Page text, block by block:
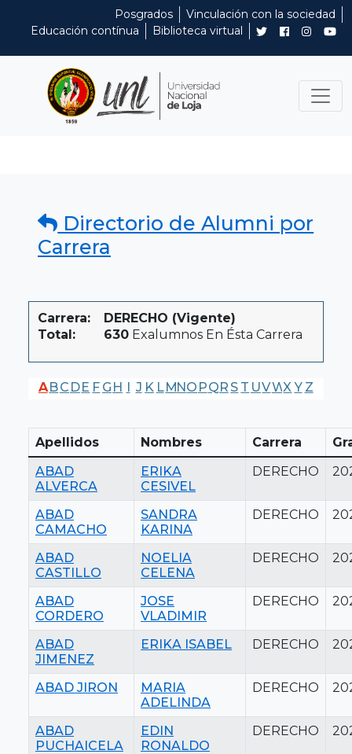
Posgrados
Vinculación con la sociedad
Educación contínua
Biblioteca virtual
Directorio de Alumni por
Carrera
Carrera:
DERECHO (Vigente)
Total:
630 Exalumnos En Ésta Carrera
ABC DE F G H I J K LMNO PQR S T UVWX Y Z
Apellidos Nombres Carrera
ABAD
ALVERCA
ERIKA
CESIVEL
DERECHO
ABAD
CAMACHO
SANDRA
KARINA
DERECHO
ABAD
CASTILLO
NOELIA
CELENA
DERECHO
ABAD
CORDERO
JOSE
VLADIMIR
DERECHO
ABAD
JIMENEZ
ERIKA ISABEL DERECHO
ABAD JIRON
MARIA
ADELINDA
DERECHO
ABAD
PUCHAICELA
EDIN
RONALDO
DERECHO